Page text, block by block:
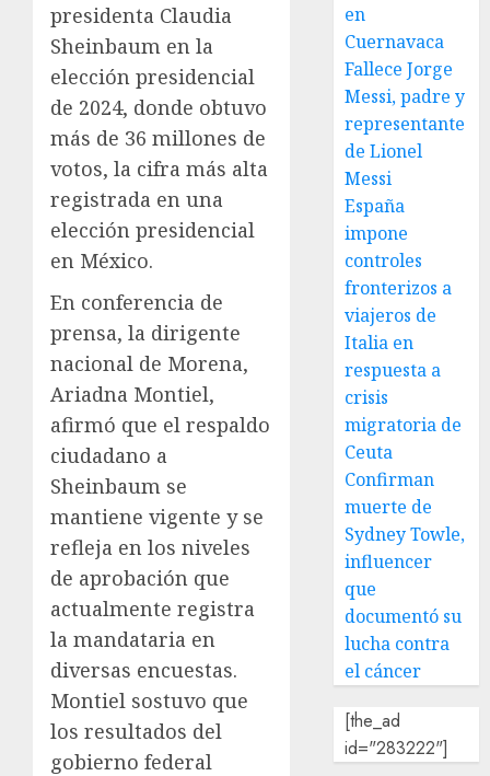
presidenta Claudia
Sheinbaum en la
elección presidencial
de 2024, donde obtuvo
más de 36 millones de
votos, la cifra más alta
registrada en una
elección presidencial
en México.
En conferencia de
prensa, la dirigente
nacional de Morena,
Ariadna Montiel,
afirmó que el respaldo
ciudadano a
Sheinbaum se
mantiene vigente y se
refleja en los niveles
de aprobación que
actualmente registra
la mandataria en
diversas encuestas.
Montiel sostuvo que
los resultados del
gobierno federal
en
Cuernavaca
Fallece Jorge
Messi, padre y
representante
de Lionel
Messi
España
impone
controles
fronterizos a
viajeros de
Italia en
respuesta a
crisis
migratoria de
Ceuta
Confirman
muerte de
Sydney Towle,
influencer
que
documentó su
lucha contra
el cáncer
[the_ad
id="283222"]